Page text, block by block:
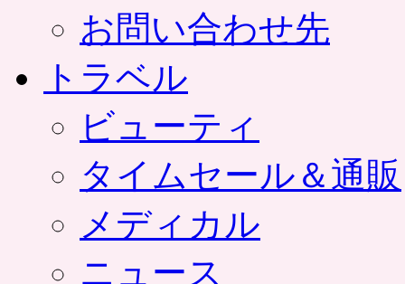
お問い合わせ先
トラベル
ビューティ
タイムセール＆通販
メディカル
ニュース